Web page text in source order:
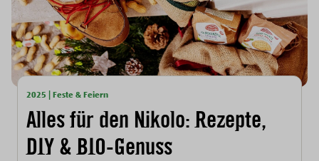
2025 | Feste & Feiern
Alles für den Nikolo: Rezepte,
DIY & BIO-Genuss